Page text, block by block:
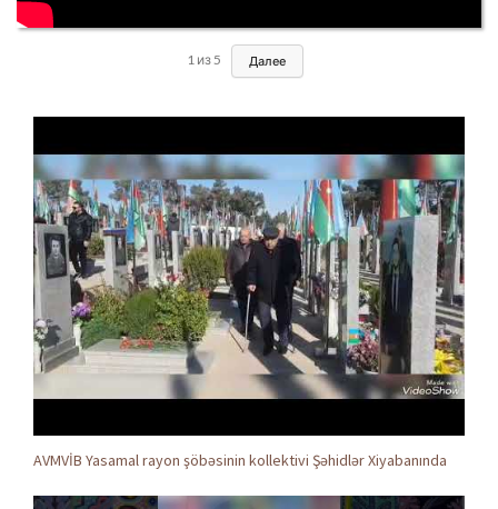
1 из5 Далее
AVMVİB Yasamal rayon şöbəsinin kollektivi Şəhidlər Xiyabanında